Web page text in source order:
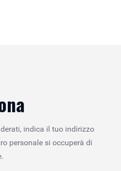
indica il tuo indirizzo
personale si occuperà di